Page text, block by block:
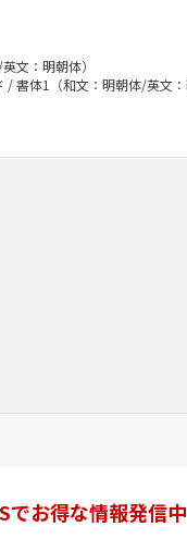
文：明朝体）
書体1（和文：明朝体/英文：
でお得な情報発信中